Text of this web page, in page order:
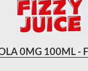
0MG 100ML -